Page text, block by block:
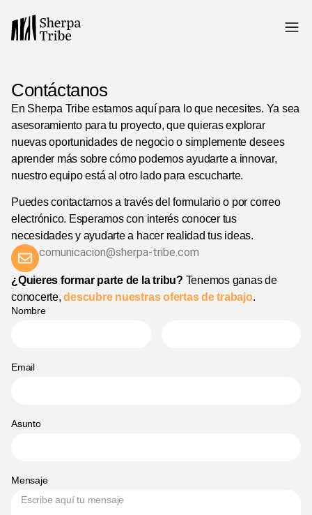
Contáctanos
En Sherpa Tribe estamos aquí para lo que necesites. Ya sea
asesoramiento para tu proyecto, que quieras explorar
nuevas oportunidades de negocio o simplemente desees
aprender más sobre cómo podemos ayudarte a innovar,
nuestro equipo está al otro lado para escucharte.
Puedes contactarnos a través del formulario o por correo
electrónico. Esperamos con interés conocer tus
necesidades y ayudarte a hacer realidad tus ideas.
comunicacion@sherpa-tribe.com
¿Quieres formar parte de la tribu? Tenemos ganas de
conocerte,descubre nuestras ofertas de trabajo.
Nombre
Email
Asunto
Mensaje